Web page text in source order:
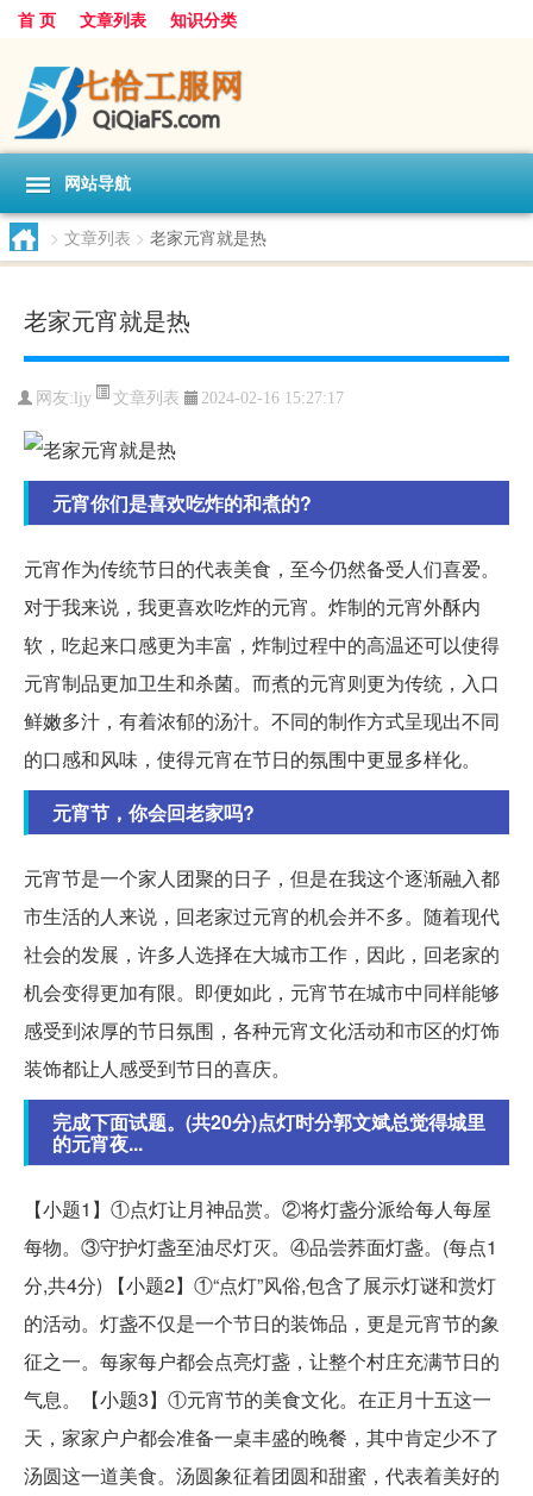
首 页 文章列表 知识分类
网站导航
> 文章列表 > 老家元宵就是热
老家元宵就是热
网友: ljy 文章列表 2024-02-16 15:27:17
元宵你们是喜欢吃炸的和煮的?
元宵作为传统节日的代表美食，至今仍然备受人们喜爱。
对于我来说，我更喜欢吃炸的元宵。炸制的元宵外酥内
软，吃起来口感更为丰富，炸制过程中的高温还可以使得
元宵制品更加卫生和杀菌。而煮的元宵则更为传统，入口
鲜嫩多汁，有着浓郁的汤汁。不同的制作方式呈现出不同
的口感和风味，使得元宵在节日的氛围中更显多样化。
元宵节，你会回老家吗?
元宵节是一个家人团聚的日子，但是在我这个逐渐融入都
市生活的人来说，回老家过元宵的机会并不多。随着现代
社会的发展，许多人选择在大城市工作，因此，回老家的
机会变得更加有限。即便如此，元宵节在城市中同样能够
感受到浓厚的节日氛围，各种元宵文化活动和市区的灯饰
装饰都让人感受到节日的喜庆。
完成下面试题。(共20分)点灯时分郭文斌总觉得城里
的元宵夜...
【小题1】①点灯让月神品赏。②将灯盏分派给每人每屋
每物。③守护灯盏至油尽灯灭。④品尝荞面灯盏。(每点1
分,共4分) 【小题2】①“点灯”风俗,包含了展示灯谜和赏灯
的活动。灯盏不仅是一个节日的装饰品，更是元宵节的象
征之一。每家每户都会点亮灯盏，让整个村庄充满节日的
气息。【小题3】①元宵节的美食文化。在正月十五这一
天，家家户户都会准备一桌丰盛的晚餐，其中肯定少不了
汤圆这一道美食。汤圆象征着团圆和甜蜜，代表着美好的